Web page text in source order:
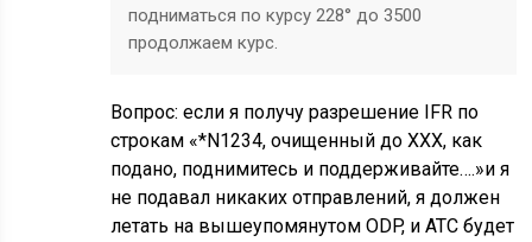
подниматься по курсу 228° до 3500
продолжаем курс.
Вопрос: если я получу разрешение IFR по
строкам «*N1234, очищенный до XXX, как
подано, поднимитесь и поддерживайте….»и я
не подавал никаких отправлений, я должен
летать на вышеупомянутом ODP, и ATC будет